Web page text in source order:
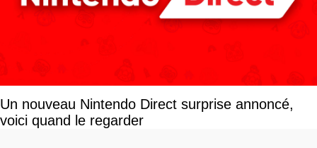
Un nouveau Nintendo Direct surprise annoncé,
voici quand le regarder